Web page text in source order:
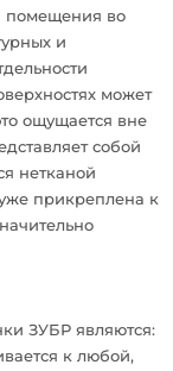
помещения во
и
может
ощущается вне
собой
нетканой
прикреплена к
ЗУБР являются:
к любой,